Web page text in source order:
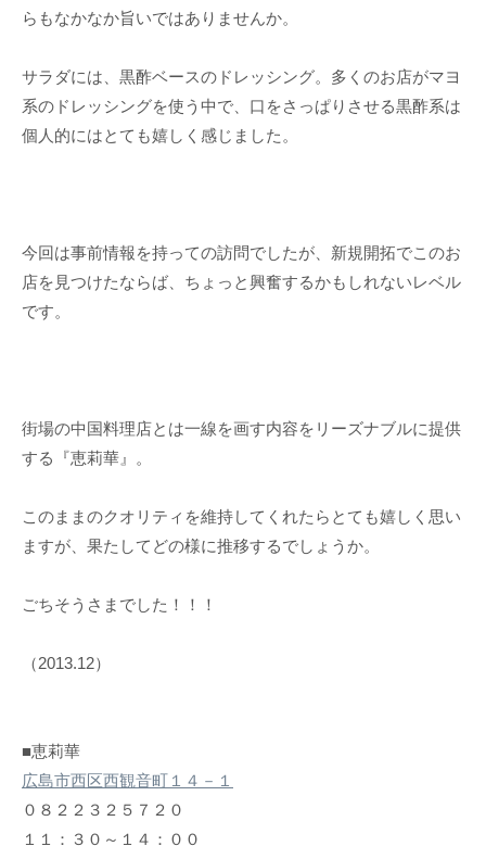
らもなかなか旨いではありませんか。
サラダには、黒酢ベースのドレッシング。多くのお店がマヨ
系のドレッシングを使う中で、口をさっぱりさせる黒酢系は
個人的にはとても嬉しく感じました。
今回は事前情報を持っての訪問でしたが、新規開拓でこのお
店を見つけたならば、ちょっと興奮するかもしれないレベル
です。
街場の中国料理店とは一線を画す内容をリーズナブルに提供
する『恵莉華』。
このままのクオリティを維持してくれたらとても嬉しく思い
ますが、果たしてどの様に推移するでしょうか。
ごちそうさまでした！！！
（2013.12）
■恵莉華
広島市西区西観音町１４－１
０８２２３２５７２０
１１：３０～１４：００